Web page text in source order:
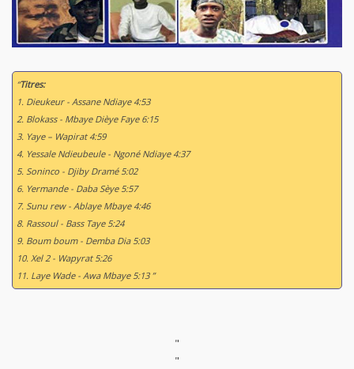
“Titres:
1. Dieukeur - Assane Ndiaye 4:53
2. Blokass - Mbaye Dièye Faye 6:15
3. Yaye – Wapirat 4:59
4. Yessale Ndieubeule - Ngoné Ndiaye 4:37
5. Soninco - Djiby Dramé 5:02
6. Yermande - Daba Sèye 5:57
7. Sunu rew - Ablaye Mbaye 4:46
8. Rassoul - Bass Taye 5:24
9. Boum boum - Demba Dia 5:03
10. Xel 2 - Wapyrat 5:26
11. Laye Wade - Awa Mbaye 5:13 ”
"
"